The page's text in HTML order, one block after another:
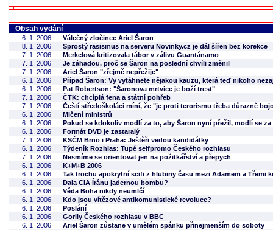
Obsah vydání
6. 1. 2006
Válečný zločinec Ariel Šaron
8. 1. 2006
Sprostý rasismus na serveru Novinky.cz je dál šířen bez korekce
7. 1. 2006
Merkelová kritizovala tábor v zálivu Guantánamo
7. 1. 2006
Je záhadou, proč se Šaron na poslední chvíli změnil
7. 1. 2006
Ariel Šaron "zřejmě nepřežije"
6. 1. 2006
Případ Šaron: Vy vytáhnete nějakou kauzu, která teď nikoho
6. 1. 2006
Pat Robertson: "Šaronova mrtvice je boží trest"
7. 1. 2006
ČTK: chcíplá fena a státní pohřeb
7. 1. 2006
Čeští středoškoláci míní, že "je proti terorismu třeba důrazně
6. 1. 2006
Mlčení ministrů
6. 1. 2006
Pokud se kdokoliv modlí za to, aby Šaron nyní přežil, modlí se
6. 1. 2006
Formát DVD je zastaralý
7. 1. 2006
KSČM Brno i Praha: Ještěři vedou kandidátky
6. 1. 2006
Týdeník Rozhlas: Tupé selfpromo Českého rozhlasu
7. 1. 2006
Nesmíme se orientovat jen na požitkářství a přepych
6. 1. 2006
K+M+B 2006
6. 1. 2006
Tak trochu apokryfní scifi z hlubiny času mezi Adamem a Třemi
6. 1. 2006
Dala CIA Íránu jadernou bombu?
6. 1. 2006
Věda Boha nikdy neumlčí
6. 1. 2006
Kdo jsou vítězové antikomunistické revoluce?
6. 1. 2006
Poslání
6. 1. 2006
Gorily Českého rozhlasu v BBC
6. 1. 2006
Ariel Šaron zůstane v umělém spánku přinejmenším do soboty